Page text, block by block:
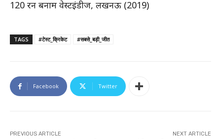
120 रन बनाम वेस्टइंडीज, लखनऊ (2019)
TAGS #टेस्ट_क्रिकेट #सबसे_बड़ी_जीत
Facebook Twitter
PREVIOUS ARTICLE NEXT ARTICLE